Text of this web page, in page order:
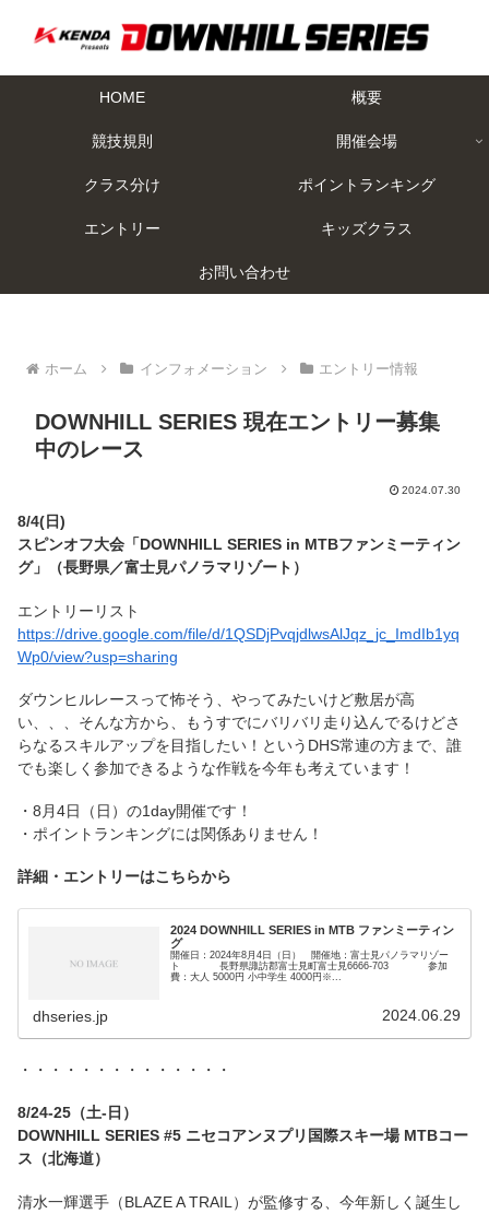
HOME 概要
競技規則 開催会場
クラス分け ポイントランキング
エントリー キッズクラス
お問い合わせ
ホーム インフォメーション エントリー情報
DOWNHILL SERIES 現在エントリー募集
中のレース
2024.07.30
8/4(日)
スピンオフ大会「DOWNHILL SERIES in MTBファンミーティン
グ」（長野県／富士見パノラマリゾート）
エントリーリスト
https://drive.google.com/file/d/1QSDjPvqjdlwsAlJqz_jc_ImdIb1yq
Wp0/view?usp=sharing
ダウンヒルレースって怖そう、やってみたいけど敷居が高
い、、、そんな方から、もうすでにバリバリ走り込んでるけどさ
らなるスキルアップを目指したい！というDHS常連の方まで、誰
でも楽しく参加できるような作戦を今年も考えています！
・8月4日（日）の1day開催です！
・ポイントランキングには関係ありません！
詳細・エントリーはこちらから
2024 DOWNHILL SERIES in MTB ファンミーティン
グ
開催日：2024年8月4日（日） 開催地：富士見パノラマリゾー
ト 長野県諏訪郡富士見町富士見6666-703 参加
費：大人 5000円 小中学生 4000円※...
dhseries.jp 2024.06.29
・・・・・・・・・・・・・・
8/24-25（土-日）
DOWNHILL SERIES #5 ニセコアンヌプリ国際スキー場 MTBコー
ス（北海道）
清水一輝選手（BLAZE A TRAIL）が監修する、今年新しく誕生し